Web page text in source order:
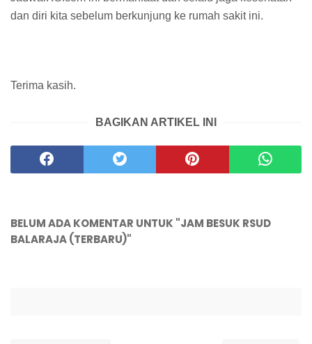
dan diri kita sebelum berkunjung ke rumah sakit ini.
Terima kasih.
BAGIKAN ARTIKEL INI
BELUM ADA KOMENTAR UNTUK "JAM BESUK RSUD
BALARAJA (TERBARU)"